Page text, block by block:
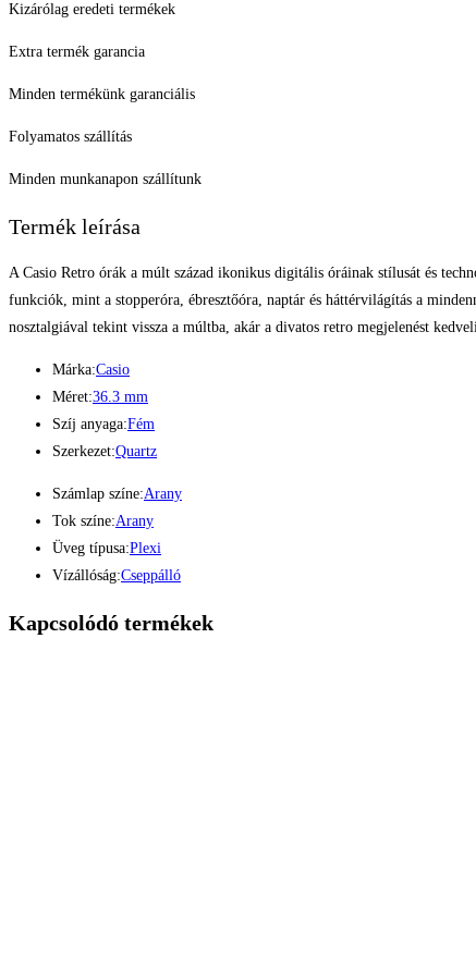
Kizárólag eredeti termékek
Extra termék garancia
Minden termékünk garanciális
Folyamatos szállítás
Minden munkanapon szállítunk
Termék leírása
A Casio Retro órák a múlt század ikonikus digitális óráinak stílusát és
funkciók, mint a stopperóra, ébresztőóra, naptár és háttérvilágítás a
nosztalgiával tekint vissza a múltba, akár a divatos retro megjelenést
Márka:Casio
Méret:36.3 mm
Szíj anyaga:Fém
Szerkezet:Quartz
Számlap színe:Arany
Tok színe:Arany
Üveg típusa:Plexi
Vízállóság:Cseppálló
Kapcsolódó termékek